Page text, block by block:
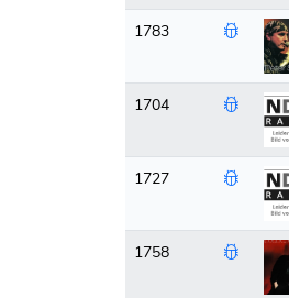
1783
1704
1727
1758